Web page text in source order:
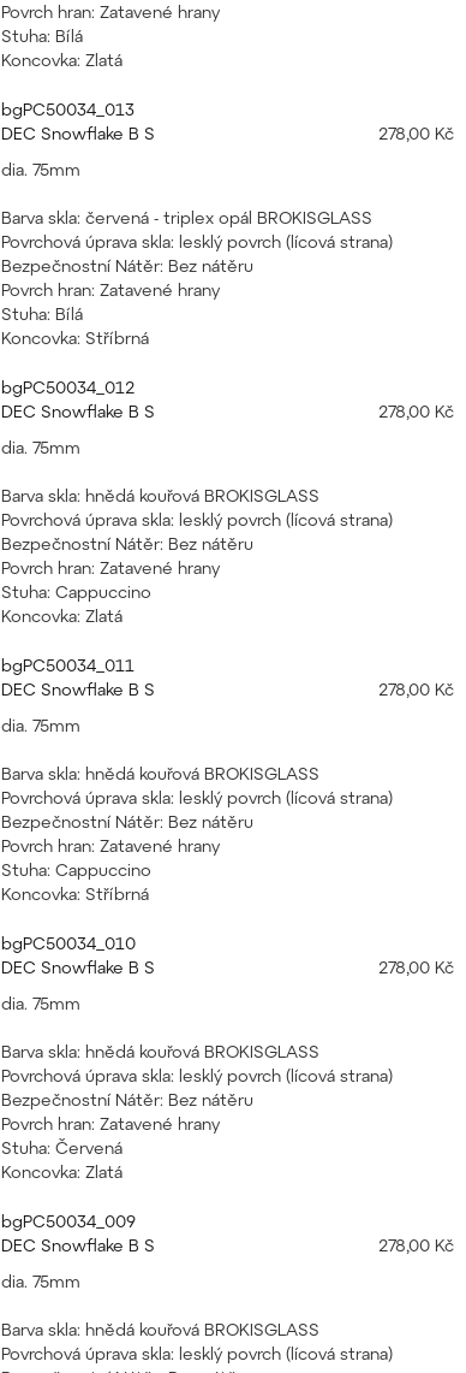
Povrch hran: Zatavené hrany
Stuha: Bílá
Koncovka: Zlatá
bgPC50034_013
DEC Snowflake B S
278,00 Kč
dia. 75mm
Barva skla: červená - triplex opál BROKISGLASS
Povrchová úprava skla: lesklý povrch (lícová strana)
Bezpečnostní Nátěr: Bez nátěru
Povrch hran: Zatavené hrany
Stuha: Bílá
Koncovka: Stříbrná
bgPC50034_012
DEC Snowflake B S
278,00 Kč
dia. 75mm
Barva skla: hnědá kouřová BROKISGLASS
Povrchová úprava skla: lesklý povrch (lícová strana)
Bezpečnostní Nátěr: Bez nátěru
Povrch hran: Zatavené hrany
Stuha: Cappuccino
Koncovka: Zlatá
bgPC50034_011
DEC Snowflake B S
278,00 Kč
dia. 75mm
Barva skla: hnědá kouřová BROKISGLASS
Povrchová úprava skla: lesklý povrch (lícová strana)
Bezpečnostní Nátěr: Bez nátěru
Povrch hran: Zatavené hrany
Stuha: Cappuccino
Koncovka: Stříbrná
bgPC50034_010
DEC Snowflake B S
278,00 Kč
dia. 75mm
Barva skla: hnědá kouřová BROKISGLASS
Povrchová úprava skla: lesklý povrch (lícová strana)
Bezpečnostní Nátěr: Bez nátěru
Povrch hran: Zatavené hrany
Stuha: Červená
Koncovka: Zlatá
bgPC50034_009
DEC Snowflake B S
278,00 Kč
dia. 75mm
Barva skla: hnědá kouřová BROKISGLASS
Povrchová úprava skla: lesklý povrch (lícová strana)